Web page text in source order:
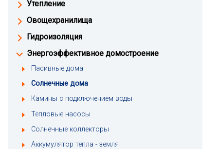
Утепление
Овощехранилища
Гидроизоляция
Энергоэффективное домостроение
Пасивные дома
Солнечные дома
Камины с подключением воды
Тепловые насосы
Солнечные коллекторы
Аккумулятор тепла - земля